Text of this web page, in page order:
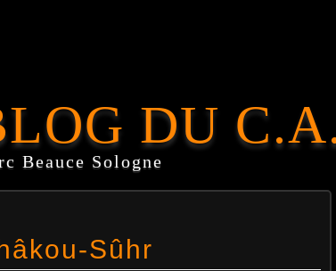
DU
Beauce Sologne
Sûhr